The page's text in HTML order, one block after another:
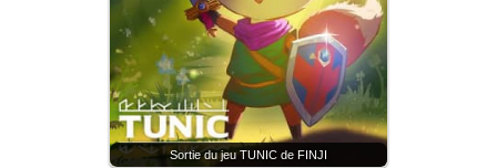
Sortie du jeu TUNIC de FINJI